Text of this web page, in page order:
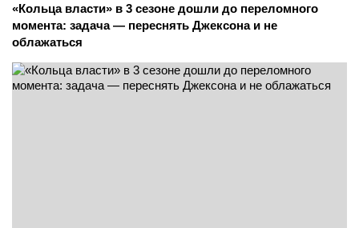
«Кольца власти» в 3 сезоне дошли до переломного
момента: задача — переснять Джексона и не
облажаться